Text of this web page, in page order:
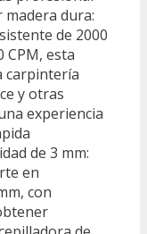
dura:
de 2000
CPM, esta
carpintería
y otras
experiencia
de 3 mm:
en
con